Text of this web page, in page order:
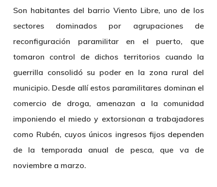
Son habitantes del barrio Viento Libre, uno de los
sectores dominados por agrupaciones de
reconfiguración paramilitar en el puerto, que
tomaron control de dichos territorios cuando la
guerrilla consolidó su poder en la zona rural del
municipio. Desde allí estos paramilitares dominan el
comercio de droga, amenazan a la comunidad
imponiendo el miedo y extorsionan a trabajadores
como Rubén, cuyos únicos ingresos fijos dependen
de la temporada anual de pesca, que va de
noviembre a marzo.